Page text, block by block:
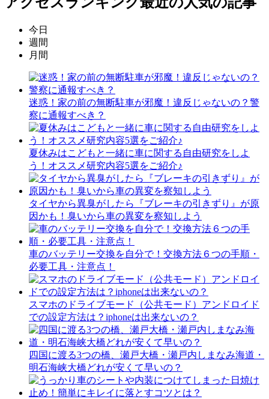
今日
週間
月間
迷惑！家の前の無断駐車が邪魔！違反じゃないの？警
察に通報すべき？
夏休みはこどもと一緒に車に関する自由研究をしよ
う！オススメ研究内容5選をご紹介♪
タイヤから異臭がしたら『ブレーキの引きずり』が原
因かも！臭いから車の異変を察知しよう
車のバッテリー交換を自分で！交換方法６つの手順・
必要工具・注意点！
スマホのドライブモード（公共モード）アンドロイド
での設定方法は？iphoneは出来ないの？
四国に渡る3つの橋、瀬戸大橋・瀬戸内しまなみ海道・
明石海峡大橋どれが安くて早いの？